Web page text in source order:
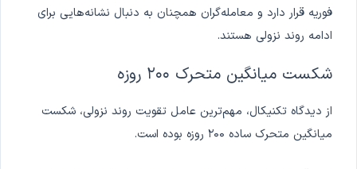
فوریه قرار دارد و معامله‌گران همچنان به دنبال نشانه‌هایی برای
ادامه روند نزولی هستند.
شکست میانگین متحرک ۲۰۰ روزه
از دیدگاه تکنیکال، مهم‌ترین عامل تقویت روند نزولی، شکست
میانگین متحرک ساده ۲۰۰ روزه بوده است.